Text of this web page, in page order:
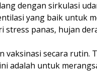
dengan sirkulasi
yang baik untuk
stress panas, hujan
vaksinasi secara rutin.
adalah untuk